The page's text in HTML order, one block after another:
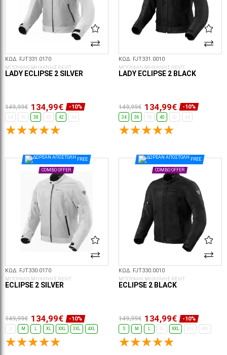
ΚΩΔ. FJT331.0170
ΜΠΟΥΦΑΝ ΜΗΧΑΝΗΣ REVIT
LADY ECLIPSE 2 SILVER
149,99€ 134,99€ -10%
34 36 38 40 42 44
ΚΩΔ. FJT331.0010
ΜΠΟΥΦΑΝ ΜΗΧΑΝΗΣ REVIT
LADY ECLIPSE 2 BLACK
149,99€ 134,99€ -10%
34 36 38 40 42 44
FREE
COMBO OFFER
ΚΩΔ. FJT330.0170
ΜΠΟΥΦΑΝ ΜΗΧΑΝΗΣ REVIT
ECLIPSE 2 SILVER
149,99€ 134,99€ -10%
S M L XL XXL 3XL 4XL
FREE
COMBO OFFER
ΚΩΔ. FJT330.0010
ΜΠΟΥΦΑΝ ΜΗΧΑΝΗΣ REVIT
ECLIPSE 2 BLACK
149,99€ 134,99€ -10%
S M L XL XXL 3XL 4XL